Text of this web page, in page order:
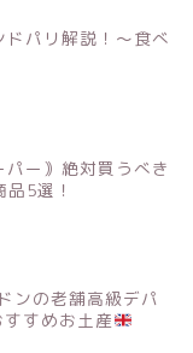
ドパリ解説！〜食べ
パー｠絶対買うべき
5選！
ンの老舗高級デパ
すめお土産